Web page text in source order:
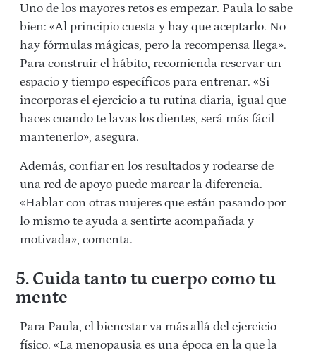
Uno de los mayores retos es empezar. Paula lo sabe
bien: «Al principio cuesta y hay que aceptarlo. No
hay fórmulas mágicas, pero la recompensa llega».
Para construir el hábito, recomienda reservar un
espacio y tiempo específicos para entrenar. «Si
incorporas el ejercicio a tu rutina diaria, igual que
haces cuando te lavas los dientes, será más fácil
mantenerlo», asegura.
Además, confiar en los resultados y rodearse de
una red de apoyo puede marcar la diferencia.
«Hablar con otras mujeres que están pasando por
lo mismo te ayuda a sentirte acompañada y
motivada», comenta.
5. Cuida tanto tu cuerpo como tu
mente
Para Paula, el bienestar va más allá del ejercicio
físico. «La menopausia es una época en la que la